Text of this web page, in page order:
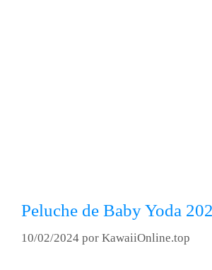
Peluche de Baby Yoda
10/02/2024 por KawaiiOnline.top